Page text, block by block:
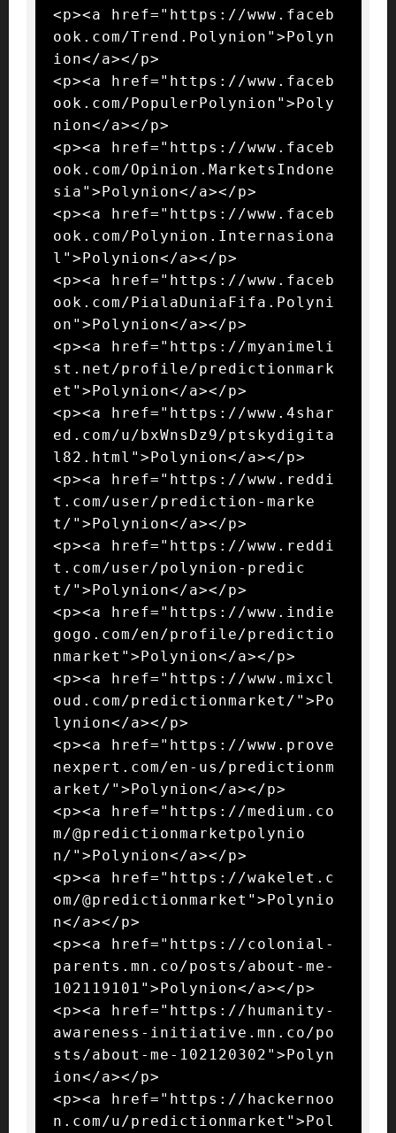
<p><a href="https://www.faceb
ook.com/Trend.Polynion">Polyn
ion</a></p>
<p><a href="https://www.faceb
ook.com/PopulerPolynion">Poly
nion</a></p>
<p><a href="https://www.faceb
ook.com/Opinion.MarketsIndone
sia">Polynion</a></p>
<p><a href="https://www.faceb
ook.com/Polynion.Internasiona
l">Polynion</a></p>
<p><a href="https://www.faceb
ook.com/PialaDuniaFifa.Polyni
on">Polynion</a></p>
<p><a href="https://myanimeli
st.net/profile/predictionmark
et">Polynion</a></p>
<p><a href="https://www.4shar
ed.com/u/bxWnsDz9/ptskydigita
l82.html">Polynion</a></p>
<p><a href="https://www.reddi
t.com/user/prediction-marke
t/">Polynion</a></p>
<p><a href="https://www.reddi
t.com/user/polynion-predic
t/">Polynion</a></p>
<p><a href="https://www.indie
gogo.com/en/profile/predictio
nmarket">Polynion</a></p>
<p><a href="https://www.mixcl
oud.com/predictionmarket/">Po
lynion</a></p>
<p><a href="https://www.prove
nexpert.com/en-us/predictionm
arket/">Polynion</a></p>
<p><a href="https://medium.co
m/@predictionmarketpolynio
n/">Polynion</a></p>
<p><a href="https://wakelet.c
om/@predictionmarket">Polynio
n</a></p>
<p><a href="https://colonial-
parents.mn.co/posts/about-me-
102119101">Polynion</a></p>
<p><a href="https://humanity-
awareness-initiative.mn.co/po
sts/about-me-102120302">Polyn
ion</a></p>
<p><a href="https://hackernoo
n.com/u/predictionmarket">Pol